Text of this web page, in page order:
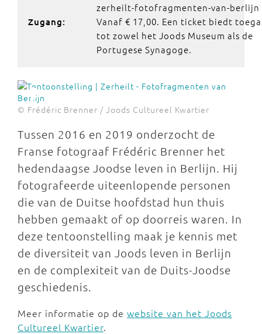
zerheilt-fotofragmenten-van-berlijn
Zugang:
Vanaf € 17,00. Een ticket biedt
tot zowel het Joods Museum als de
Portugese Synagoge.
© Frédéric Brenner / Joods Cultureel Kwartier
Tussen 2016 en 2019 onderzocht de
Franse fotograaf Frédéric Brenner het
hedendaagse Joodse leven in Berlijn. Hij
fotografeerde uiteenlopende personen
die van de Duitse hoofdstad hun thuis
hebben gemaakt of op doorreis waren. In
deze tentoonstelling maak je kennis met
de diversiteit van Joods leven in Berlijn
en de complexiteit van de Duits-Joodse
geschiedenis.
Meer informatie op de website van het Joods
Cultureel Kwartier.